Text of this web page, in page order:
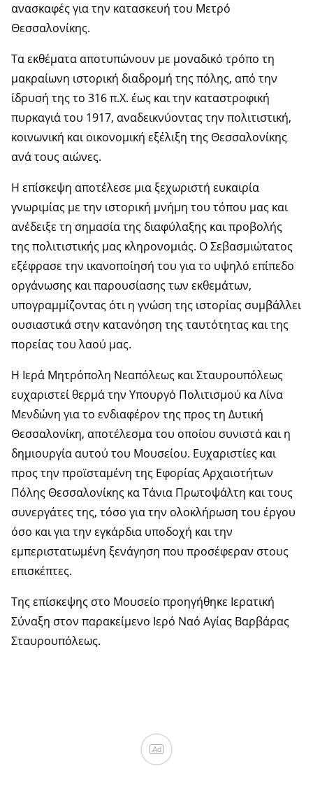
ανασκαφές για την κατασκευή του Μετρό
Θεσσαλονίκης.
Τα εκθέματα αποτυπώνουν με μοναδικό τρόπο τη
μακραίωνη ιστορική διαδρομή της πόλης, από την
ίδρυσή της το 316 π.Χ. έως και την καταστροφική
πυρκαγιά του 1917, αναδεικνύοντας την πολιτιστική,
κοινωνική και οικονομική εξέλιξη της Θεσσαλονίκης
ανά τους αιώνες.
Η επίσκεψη αποτέλεσε μια ξεχωριστή ευκαιρία
γνωριμίας με την ιστορική μνήμη του τόπου μας και
ανέδειξε τη σημασία της διαφύλαξης και προβολής
της πολιτιστικής μας κληρονομιάς. Ο Σεβασμιώτατος
εξέφρασε την ικανοποίησή του για το υψηλό επίπεδο
οργάνωσης και παρουσίασης των εκθεμάτων,
υπογραμμίζοντας ότι η γνώση της ιστορίας συμβάλλει
ουσιαστικά στην κατανόηση της ταυτότητας και της
πορείας του λαού μας.
Η Ιερά Μητρόπολη Νεαπόλεως και Σταυρουπόλεως
ευχαριστεί θερμά την Υπουργό Πολιτισμού κα Λίνα
Μενδώνη για το ενδιαφέρον της προς τη Δυτική
Θεσσαλονίκη, αποτέλεσμα του οποίου συνιστά και η
δημιουργία αυτού του Μουσείου. Ευχαριστίες και
προς την προϊσταμένη της Εφορίας Αρχαιοτήτων
Πόλης Θεσσαλονίκης κα Τάνια Πρωτοψάλτη και τους
συνεργάτες της, τόσο για την ολοκλήρωση του έργου
όσο και για την εγκάρδια υποδοχή και την
εμπεριστατωμένη ξενάγηση που προσέφεραν στους
επισκέπτες.
Της επίσκεψης στο Μουσείο προηγήθηκε Ιερατική
Σύναξη στον παρακείμενο Ιερό Ναό Αγίας Βαρβάρας
Σταυρουπόλεως.
Ad